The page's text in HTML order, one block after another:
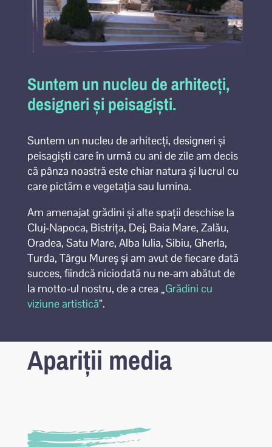
Suntem un nucleu de arhitecți,
designeri și peisagiști.
Suntem un nucleu de arhitecți, designeri și
peisagiști care în urmă cu ani de zile am decis
că pânza noastră este chiar natura și lucrul cu
care pictăm e vegetația sau lumina.
Am amenajat grădini și alte spații deschise la
Cluj-Napoca, Bistrița, Dej, Baia Mare, Zalău,
Oradea, Satu Mare, Alba Iulia, Sibiu, Gherla,
Turda, Târgu Mureș și am avut de fiecare dată
succes, fiindcă niciodată nu ne-am abătut de
la motto-ul nostru, de a crea „Grădini cu
viziune artistică”.
Apariții media